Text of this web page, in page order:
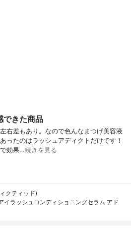
できた商品
右差もあり。なので色んなまつげ美容液
ったのはラッシュアディクトだけです！
効果…続きを見る
クティッド)
イラッシュコンディショニングセラム アド